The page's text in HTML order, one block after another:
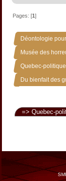
Pages: [1]
Déontologie
Musée des
Quebec-
Du bienfait des